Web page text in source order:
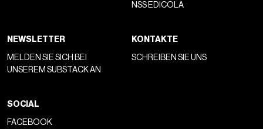
NSS EDICOLA
NEWSLETTER
MELDEN SIE SICH BEI
UNSEREM SUBSTACK AN
KONTAKTE
SCHREIBEN SIE UNS
SOCIAL
FACEBOOK